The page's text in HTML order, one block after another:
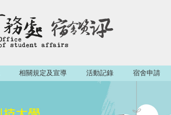
相關規定及宣導 活動記錄 宿舍申請